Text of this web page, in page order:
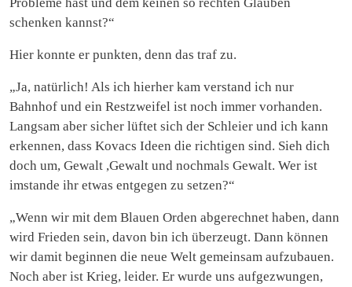
schenken kannst?“
Hier konnte er punkten, denn das traf zu.
„Ja, natürlich! Als ich hierher kam verstand ich nur
Bahnhof und ein Restzweifel ist noch immer vorhanden.
Langsam aber sicher lüftet sich der Schleier und ich kann
erkennen, dass Kovacs Ideen die richtigen sind. Sieh dich
doch um, Gewalt ,Gewalt und nochmals Gewalt. Wer ist
imstande ihr etwas entgegen zu setzen?“
„Wenn wir mit dem Blauen Orden abgerechnet haben, dann
wird Frieden sein, davon bin ich überzeugt. Dann können
wir damit beginnen die neue Welt gemeinsam aufzubauen.
Noch aber ist Krieg, leider. Er wurde uns aufgezwungen,